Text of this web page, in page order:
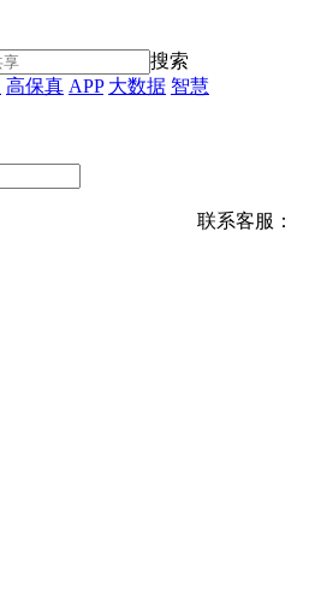
搜索
高保真 APP 大数据 智慧
联系客服：